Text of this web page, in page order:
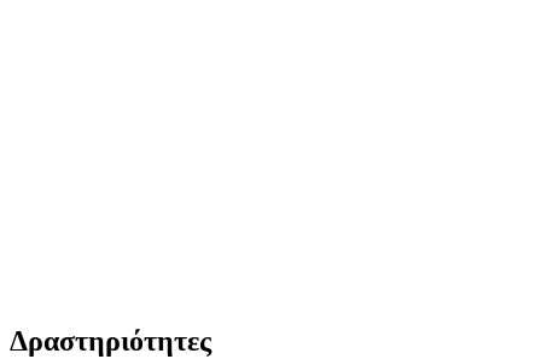
Δραστηριότητες